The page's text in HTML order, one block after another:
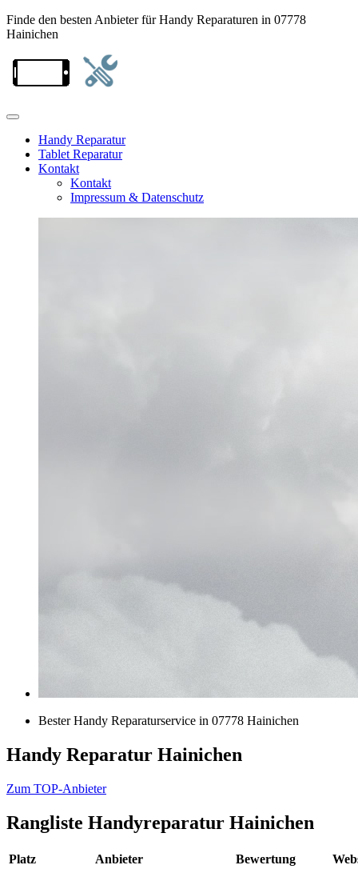
Finde den besten Anbieter für Handy Reparaturen in 07778
Hainichen
Handy Reparatur
Tablet Reparatur
Kontakt
Kontakt
Impressum & Datenschutz
Bester Handy Reparaturservice in 07778 Hainichen
Handy Reparatur Hainichen
Zum TOP-Anbieter
Rangliste Handyreparatur Hainichen
Platz Anbieter Bewertung